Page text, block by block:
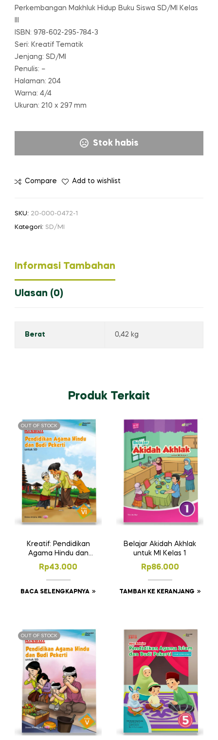
Perkembangan Makhluk Hidup Buku Siswa SD/MI Kelas
ISBN: 978-602-295-784-3
Seri: Kreatif Tematik
Jenjang: SD/MI
Penulis: –
Halaman: 204
Warna: 4/4
Ukuran: 210 x 297 mm
Stok habis
Compare Add to wishlist
SKU: 20-000-0472-1
Kategori: SD/MI
Informasi Tambahan
Ulasan (0)
Berat 0,42 kg
Produk Terkait
OUT OF STOCK
Kreatif: Pendidikan
Agama Hindu dan
Budi Pekerti untuk SD
Kelas VI
Rp43.000
BACA SELENGKAPNYA
Belajar Akidah Akhlak
untuk MI Kelas 1
Rp86.000
TAMBAH KE KERANJANG
OUT OF STOCK